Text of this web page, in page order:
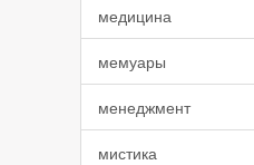
медицина
мемуары
менеджмент
мистика